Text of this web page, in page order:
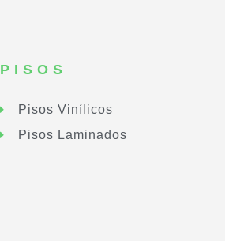
PISOS
Pisos Vinílicos
Pisos Laminados